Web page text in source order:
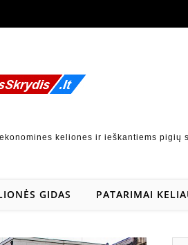
keliones ir ieškantiems pigių
GIDAS PATARIMAI